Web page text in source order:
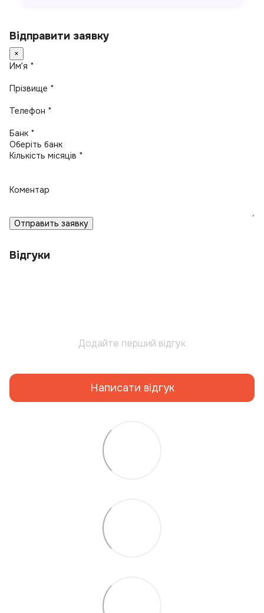
Відправити заявку
×
Имʼя *
Прізвище *
Телефон *
Банк *
Кількість місяців *
Коментар
Отправить заявку
Відгуки
Додайте перший відгук
Написати відгук